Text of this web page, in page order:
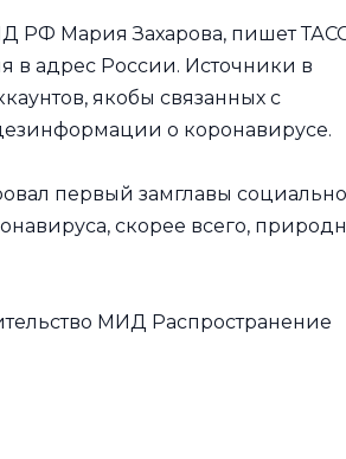
РФ Мария Захарова, пишет
в адрес России. Источники в
якобы связанных с
о коронавирусе.
первый замглавы
скорее всего,
МИД Распространение